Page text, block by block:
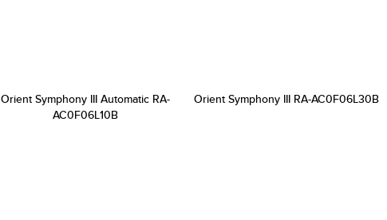
Orient Symphony III Automatic RA-
AC0F06L10B
Orient Symphony III RA-AC0F06L30B